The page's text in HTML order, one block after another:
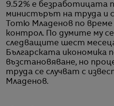
9.52% е безработицата
министърът на труда и
Тотю Младенов по
контрол. По думите му
следващите шест
Българската икономика
възстановяване, но
труда се случват с
Младенов.